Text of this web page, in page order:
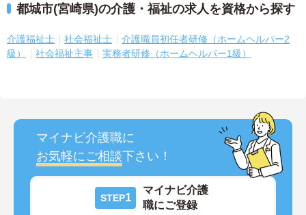
都城市(宮崎県)の介護・福祉の求人を資格から探す
介護福祉士 社会福祉士
介護職員初任者研修（ホームヘルパー2
級）
社会福祉主事 実務者研修（ホームヘルパー1級）
マイナビ介護職に
お気軽にご相談下さい！
STEP1
マイナビ介護
職にご登録